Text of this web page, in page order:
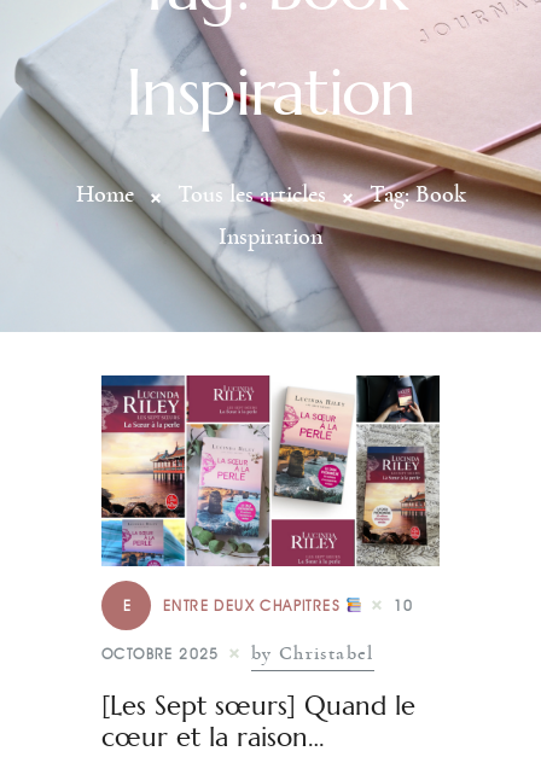
Inspiration
Home Tous les articles
Tag: Book
Inspiration
E ENTRE DEUX CHAPITRES 10
OCTOBRE 2025 by Christabel
[Les Sept sœurs] Quand le
cœur et la raison…